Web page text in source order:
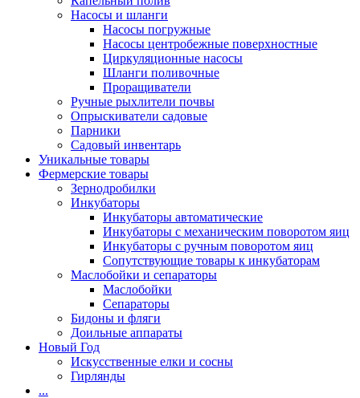
Насосы и шланги
Насосы погружные
Насосы центробежные поверхностные
Циркуляционные насосы
Шланги поливочные
Проращиватели
Ручные рыхлители почвы
Опрыскиватели садовые
Парники
Садовый инвентарь
Уникальные товары
Фермерские товары
Зернодробилки
Инкубаторы
Инкубаторы автоматические
Инкубаторы с механическим поворотом яиц
Инкубаторы с ручным поворотом яиц
Сопутствующие товары к инкубаторам
Маслобойки и сепараторы
Маслобойки
Сепараторы
Бидоны и фляги
Доильные аппараты
Новый Год
Искусственные елки и сосны
Гирлянды
...